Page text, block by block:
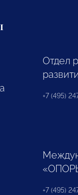
Отдел
+7 (495)
+7 (495)